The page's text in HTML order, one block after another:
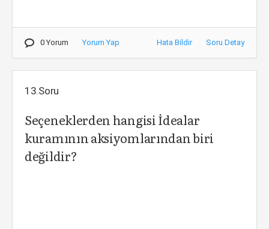
0 Yorum Yorum Yap Hata Bildir Soru Detay
13.Soru
Seçeneklerden hangisi İdealar
kuramının aksiyomlarından biri
değildir?